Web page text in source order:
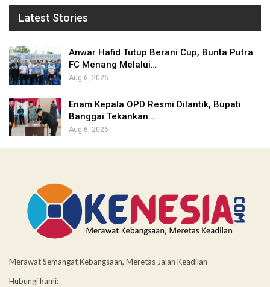
Latest Stories
Anwar Hafid Tutup Berani Cup, Bunta Putra
FC Menang Melalui…
Aug 6, 2026
Enam Kepala OPD Resmi Dilantik, Bupati
Banggai Tekankan…
Aug 6, 2026
Merawat Semangat Kebangsaan, Meretas Jalan Keadilan
Hubungi kami: